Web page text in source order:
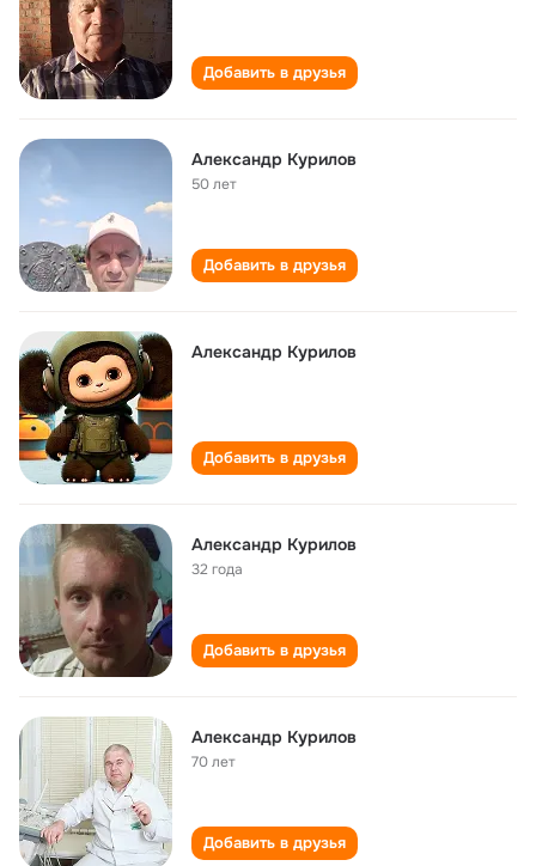
Добавить в друзья
Александр Курилов
50 лет
Добавить в друзья
Александр Курилов
Добавить в друзья
Александр Курилов
32 года
Добавить в друзья
Александр Курилов
70 лет
Добавить в друзья